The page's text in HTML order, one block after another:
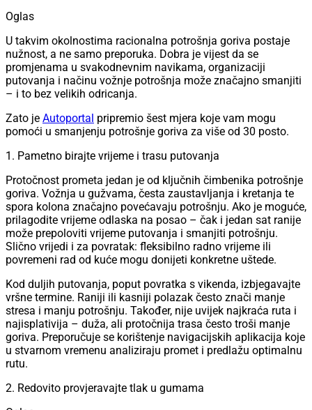
Oglas
U takvim okolnostima racionalna potrošnja goriva postaje
nužnost, a ne samo preporuka. Dobra je vijest da se
promjenama u svakodnevnim navikama, organizaciji
putovanja i načinu vožnje potrošnja može značajno smanjiti
– i to bez velikih odricanja.
Zato je Autoportal pripremio šest mjera koje vam mogu
pomoći u smanjenju potrošnje goriva za više od 30 posto.
1. Pametno birajte vrijeme i trasu putovanja
Protočnost prometa jedan je od ključnih čimbenika potrošnje
goriva. Vožnja u gužvama, česta zaustavljanja i kretanja te
spora kolona značajno povećavaju potrošnju. Ako je moguće,
prilagodite vrijeme odlaska na posao – čak i jedan sat ranije
može prepoloviti vrijeme putovanja i smanjiti potrošnju.
Slično vrijedi i za povratak: fleksibilno radno vrijeme ili
povremeni rad od kuće mogu donijeti konkretne uštede.
Kod duljih putovanja, poput povratka s vikenda, izbjegavajte
vršne termine. Raniji ili kasniji polazak često znači manje
stresa i manju potrošnju. Također, nije uvijek najkraća ruta i
najisplativija – duža, ali protočnija trasa često troši manje
goriva. Preporučuje se korištenje navigacijskih aplikacija koje
u stvarnom vremenu analiziraju promet i predlažu optimalnu
rutu.
2. Redovito provjeravajte tlak u gumama